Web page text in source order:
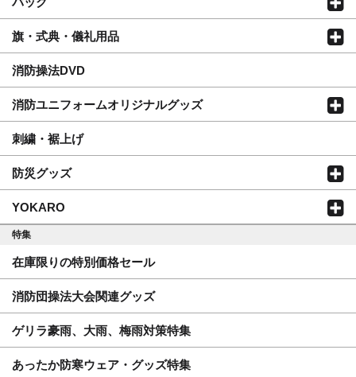
旗・式典・儀礼用品
消防操法DVD
消防ユニフォームオリジナルグッズ
刺繍・裾上げ
防災グッズ
YOKARO
特集
在庫限りの特別価格セール
消防団操法大会関連グッズ
ゲリラ豪雨、大雨、梅雨対策特集
あったか防寒ウェア・グッズ特集